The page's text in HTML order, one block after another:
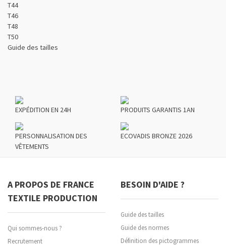
T44
T46
T48
T50
Guide des tailles
EXPÉDITION EN 24H PRODUITS GARANTIS 1AN
PERSONNALISATION DES
VÊTEMENTS
ECOVADIS BRONZE 2026
A PROPOS DE FRANCE
TEXTILE PRODUCTION
Qui sommes-nous ?
Recrutement
BESOIN D'AIDE ?
Guide des tailles
Guide des normes
Définition des pictogrammes